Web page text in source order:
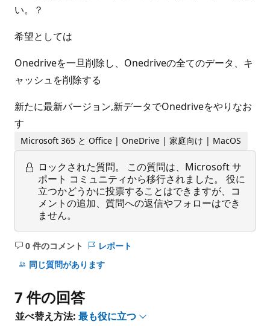
い。？
希望としては
Onedriveを一旦削除し、Onedriveの全てのデータ、キ
ャッシュを削除する
新たに最新バージョン,新データでOnedriveをやりなお
す
Microsoft 365 と Office | OneDrive | 家庭向け | MacOS
ロックされた質問。
この質問は、Microsoft サ
ポート コミュニティから移行されました。 役に
立つかどうかに投票することはできますが、コ
メントの追加、質問への返信やフォローはでき
ません。
0 件のコメント
コ
メ
は
あ
レポート
同じ質問があります
7 件の回答
並べ替え方法: 最も役に立つ